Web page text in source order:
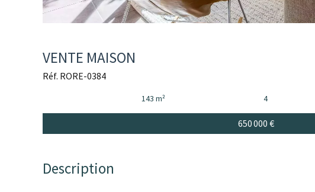
VENTE MAISON
Réf. RORE-0384
143 m² 4
650 000 €
Description